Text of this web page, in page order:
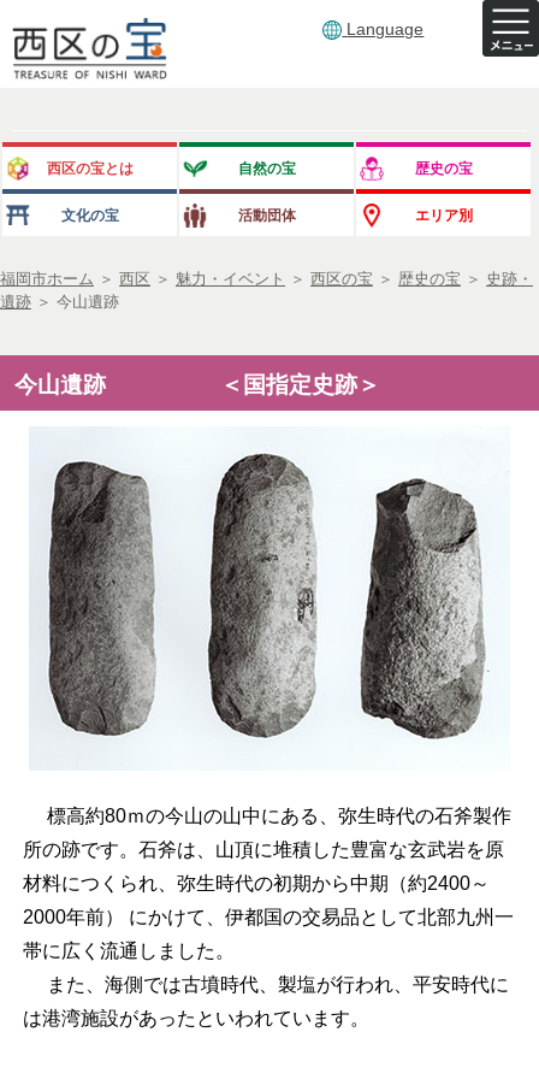
Language
西区の宝とは 自然の宝 歴史の宝
文化の宝 活動団体 エリア別
福岡市ホーム ＞ 西区 ＞ 魅力・イベント ＞ 西区の宝 ＞ 歴史の宝 ＞ 史跡・
遺跡 ＞ 今山遺跡
今山遺跡 ＜国指定史跡＞
標高約80ｍの今山の山中にある、弥生時代の石斧製作
所の跡です。石斧は、山頂に堆積した豊富な玄武岩を原
材料につくられ、弥生時代の初期から中期（約2400～
2000年前） にかけて、伊都国の交易品として北部九州一
帯に広く流通しました。
また、海側では古墳時代、製塩が行われ、平安時代に
は港湾施設があったといわれています。